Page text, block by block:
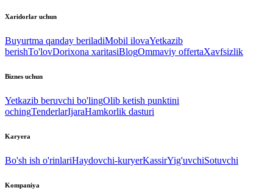
Xaridorlar uchun
Buyurtma qanday beriladiMobil ilovaYetkazib
berishTo'lovDorixona xaritasiBlogOmmaviy offertaXavfsizlik
Biznes uchun
Yetkazib beruvchi bo'lingOlib ketish punktini
ochingTenderlarIjaraHamkorlik dasturi
Karyera
Bo'sh ish o'rinlariHaydovchi-kuryerKassirYig'uvchiSotuvchi
Kompaniya